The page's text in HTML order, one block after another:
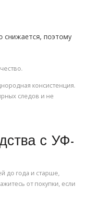
снижается, поэтому
консистенция.
следов и не
с УФ-
до года и старше,
от покупки, если